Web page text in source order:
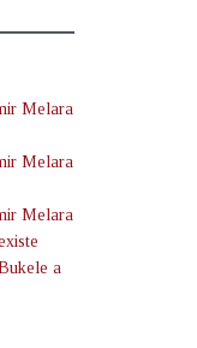
Melara
Melara
Melara
a